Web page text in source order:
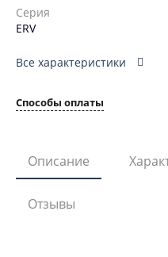
Серия
ERV
Все характеристики
Способы оплаты
Описание
Отзывы